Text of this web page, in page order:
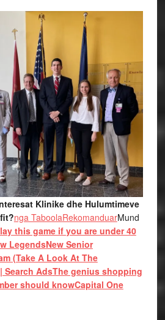
Klinike dhe Hulumtimeve
nga TaboolaRekomanduarMund
this game if you are under 40
LegendsNew Senior
(Take A Look At The
Search AdsThe genius shopping
should knowCapital One